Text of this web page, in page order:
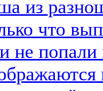
из
что
не попали